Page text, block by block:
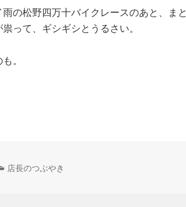
の松野四万十バイクレースのあと、まと
って、ギシギシとうるさい。
。
カ
店長のつぶやき